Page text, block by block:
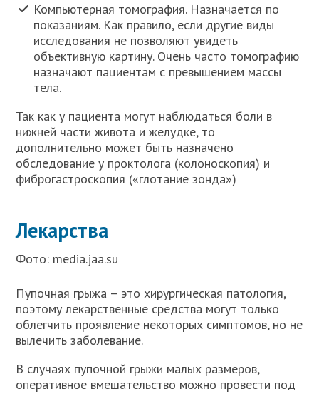
Компьютерная томография. Назначается по
показаниям. Как правило, если другие виды
исследования не позволяют увидеть
объективную картину. Очень часто томографию
назначают пациентам с превышением массы
тела.
Так как у пациента могут наблюдаться боли в
нижней части живота и желудке, то
дополнительно может быть назначено
обследование у проктолога (колоноскопия) и
фиброгастроскопия («глотание зонда»)
Лекарства
Фото: media.jaa.su
Пупочная грыжа – это хирургическая патология,
поэтому лекарственные средства могут только
облегчить проявление некоторых симптомов, но не
вылечить заболевание.
В случаях пупочной грыжи малых размеров,
оперативное вмешательство можно провести под